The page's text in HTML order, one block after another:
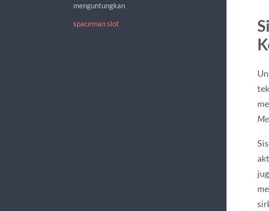
menguntungkan
spaceman slot